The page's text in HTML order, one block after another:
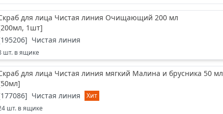
для лица Чистая линия Очищающий 200 мл
200мл, 1шт]
195206] Чистая линия
шт. в ящике
для лица Чистая линия мягкий Малина и брусника 50 мл
50мл]
177086] Чистая линия
Хит
шт. в ящике